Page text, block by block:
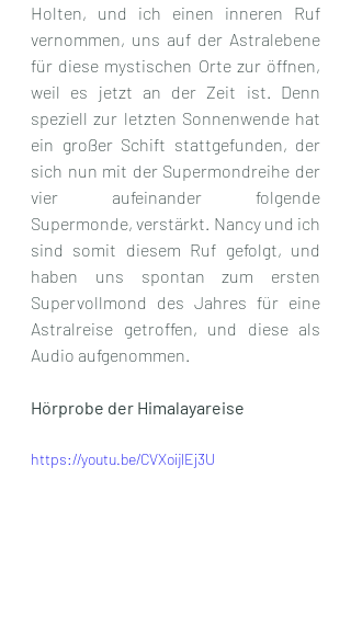
Holten, und ich einen inneren Ruf
vernommen, uns auf der Astralebene
für diese mystischen Orte zur öffnen,
weil es jetzt an der Zeit ist. Denn
speziell zur letzten Sonnenwende hat
ein großer Schift stattgefunden, der
sich nun mit der Supermondreihe der
vier aufeinander folgende
Supermonde, verstärkt. Nancy und ich
sind somit diesem Ruf gefolgt, und
haben uns spontan zum ersten
Supervollmond des Jahres für eine
Astralreise getroffen, und diese als
Audio aufgenommen.
Hörprobe der Himalayareise
https://youtu.be/CVXoijlEj3U